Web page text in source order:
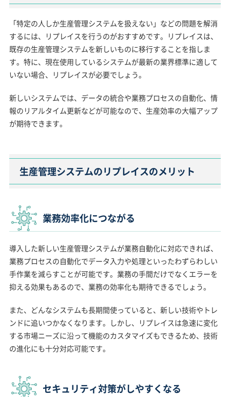
「特定の人しか生産管理システムを扱えない」などの問題を解消
するには、リプレイスを行うのがおすすめです。リプレイスは、
既存の生産管理システムを新しいものに移行することを指しま
す。特に、現在使用しているシステムが最新の業界標準に適して
いない場合、リプレイスが必要でしょう。
新しいシステムでは、データの統合や業務プロセスの自動化、情
報のリアルタイム更新などが可能なので、生産効率の大幅アップ
が期待できます。
生産管理システムのリプレイスのメリット
業務効率化につながる
導入した新しい生産管理システムが業務自動化に対応できれば、
業務プロセスの自動化でデータ入力や処理といったわずらわしい
手作業を減らすことが可能です。業務の手間だけでなくエラーを
抑える効果もあるので、業務の効率化も期待できるでしょう。
また、どんなシステムも長期間使っていると、新しい技術やトレ
ンドに追いつかなくなります。しかし、リプレイスは急速に変化
する市場ニーズに沿って機能のカスタマイズもできるため、技術
の進化にも十分対応可能です。
セキュリティ対策がしやすくなる